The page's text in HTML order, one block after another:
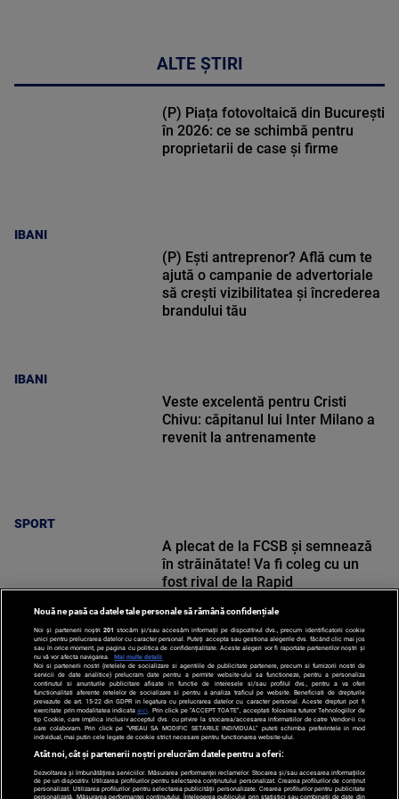
ALTE ȘTIRI
IBANI
(P) Piața fotovoltaică din București
în 2026: ce se schimbă pentru
proprietarii de case și firme
IBANI
(P) Ești antreprenor? Află cum te
ajută o campanie de advertoriale
să crești vizibilitatea și încrederea
brandului tău
SPORT
Veste excelentă pentru Cristi
Chivu: căpitanul lui Inter Milano a
revenit la antrenamente
SPORT
A plecat de la FCSB și semnează
în străinătate! Va fi coleg cu un
fost rival de la Rapid
Nouă ne pasă ca datele tale personale să rămână confidențiale
Noi și partenerii noștri 201 stocăm și/sau accesăm informații pe dispozitivul dvs., precum identificatorii cookie
unici pentru prelucrarea datelor cu caracter personal. Puteți accepta sau gestiona alegerile dvs. făcând clic mai jos
sau în orice moment, pe pagina cu politica de confidențialitate. Aceste alegeri vor fi raportate partenerilor noștri și
nu vă vor afecta navigarea.
Mai multe detalii
Noi si partenerii nostri (retelele de socializare si agentiile de publicitate partenere, precum si furnizorii nostri de
servicii de date analitice) prelucram date pentru a permite website-ului sa functioneze, pentru a personaliza
continutul si anunturile publicitare afisate in functie de interesele si/sau profilul dvs., pentru a va oferi
functionalitati aferente retelelor de socializare si pentru a analiza traficul pe website. Beneficiati de drepturile
prevazute de art. 15-22 din GDPR in legatura cu prelucrarea datelor cu caracter personal. Aceste drepturi pot fi
exercitate prin modalitatea indicataaici . Prin click pe “ACCEPT TOATE”, acceptati folosirea tuturor Tehnologiilor de
tip Cookie, care implica inclusiv acceptul dvs. cu privire la stocarea/accesarea informatiilor de catre Vendor-ii cu
care colaboram. Prin click pe “VREAU SA MODIFIC SETARILE INDIVIDUAL” puteti schimba preferintele in mod
individual, mai putin cele legate de cookie strict necesare pentru functionarea website-ului.
Atât noi, cât și partenerii noștri prelucrăm datele pentru a oferi:
Dezvoltarea și îmbunătățirea serviciilor. Măsurarea performanței reclamelor. Stocarea și/sau accesarea informațiilor
de pe un dispozitiv. Utilizarea profilurilor pentru selectarea conținutului personalizat. Crearea profilurilor de conținut
personalizat. Utilizarea profilurilor pentru selectarea publicității personalizate. Crearea profilurilor pentru publicitate
personalizată. Măsurarea performanței conținutului. Înțelegerea publicului prin statistici sau combinații de date din